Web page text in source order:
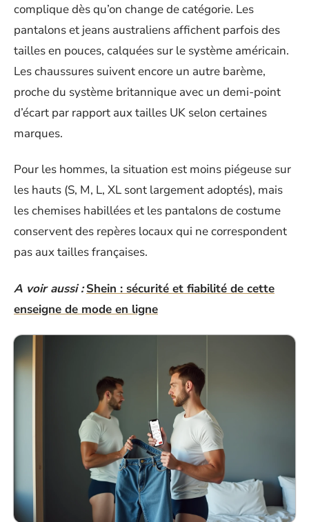
complique dès qu’on change de catégorie. Les
pantalons et jeans australiens affichent parfois des
tailles en pouces, calquées sur le système américain.
Les chaussures suivent encore un autre barème,
proche du système britannique avec un demi-point
d’écart par rapport aux tailles UK selon certaines
marques.
Pour les hommes, la situation est moins piégeuse sur
les hauts (S, M, L, XL sont largement adoptés), mais
les chemises habillées et les pantalons de costume
conservent des repères locaux qui ne correspondent
pas aux tailles françaises.
A voir aussi : Shein : sécurité et fiabilité de cette
enseigne de mode en ligne